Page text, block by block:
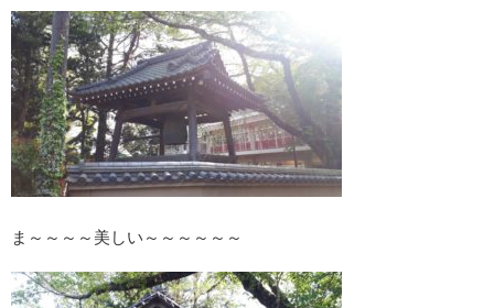
ま～～～～美しい～～～～～～